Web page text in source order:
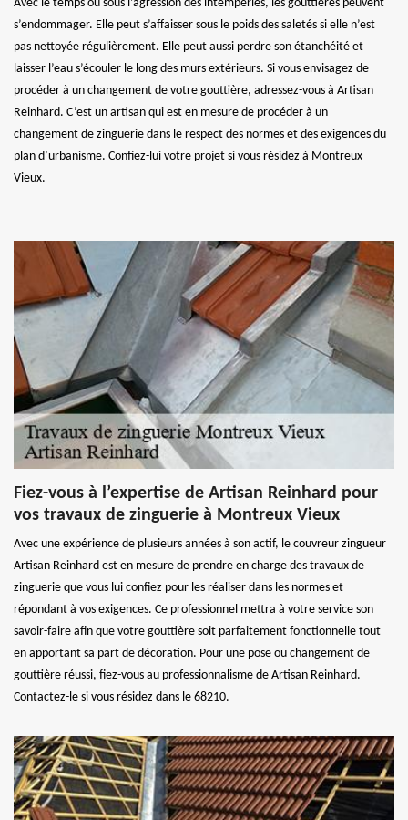
Avec le temps ou sous l’agression des intempéries, les gouttières peuvent
s’endommager. Elle peut s’affaisser sous le poids des saletés si elle n’est
pas nettoyée régulièrement. Elle peut aussi perdre son étanchéité et
laisser l’eau s’écouler le long des murs extérieurs. Si vous envisagez de
procéder à un changement de votre gouttière, adressez-vous à Artisan
Reinhard. C’est un artisan qui est en mesure de procéder à un
changement de zinguerie dans le respect des normes et des exigences du
plan d’urbanisme. Confiez-lui votre projet si vous résidez à Montreux
Vieux.
Fiez-vous à l’expertise de Artisan Reinhard pour
vos travaux de zinguerie à Montreux Vieux
Avec une expérience de plusieurs années à son actif, le couvreur zingueur
Artisan Reinhard est en mesure de prendre en charge des travaux de
zinguerie que vous lui confiez pour les réaliser dans les normes et
répondant à vos exigences. Ce professionnel mettra à votre service son
savoir-faire afin que votre gouttière soit parfaitement fonctionnelle tout
en apportant sa part de décoration. Pour une pose ou changement de
gouttière réussi, fiez-vous au professionnalisme de Artisan Reinhard.
Contactez-le si vous résidez dans le 68210.